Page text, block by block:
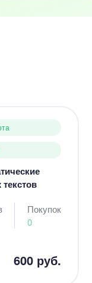
Покупок
0
600 руб.